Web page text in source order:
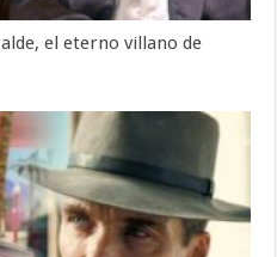
el eterno villano de